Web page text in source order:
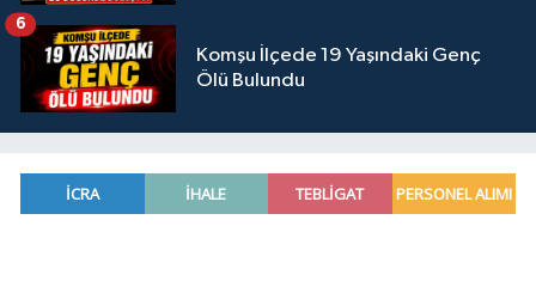
Komşu İlçede 19 Yaşındaki Genç
Ölü Bulundu
6